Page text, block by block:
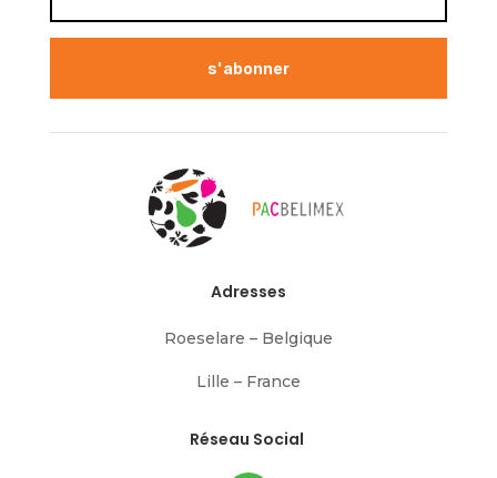
s'abonner
Adresses
Roeselare – Belgique
Lille – France
Réseau Social